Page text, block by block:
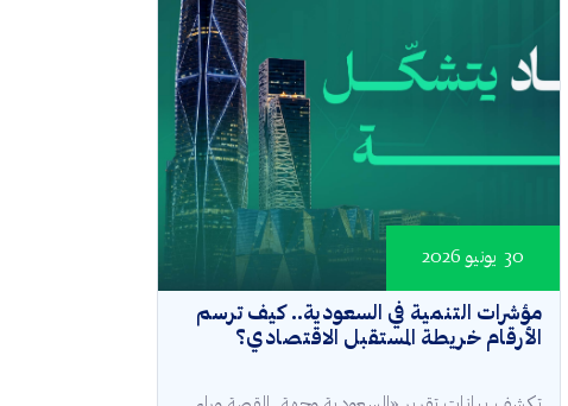
مؤشرات التنمية في السعودية.. كيف ترسم
الأرقام خريطة المستقبل الاقتصادي؟
30 يونيو 2026